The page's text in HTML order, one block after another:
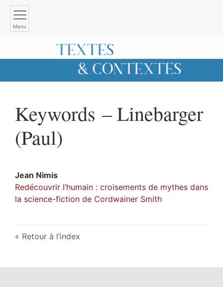
Menu
Keywords – Linebarger
(Paul)
Jean Nimis
Redécouvrir l’humain : croisements de mythes dans
la science-fiction de Cordwainer Smith
Retour à l’index